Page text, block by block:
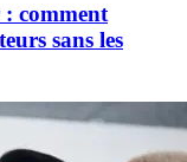
comment
sans les